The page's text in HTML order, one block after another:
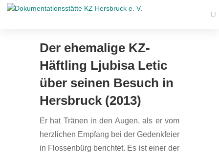
Der ehemalige KZ-
Häftling Ljubisa Letic
über seinen Besuch in
Hersbruck (2013)
Er hat Tränen in den Augen, als er vom
herzlichen Empfang bei der Gedenkfeier
in Flossenbürg berichtet. Es ist einer der